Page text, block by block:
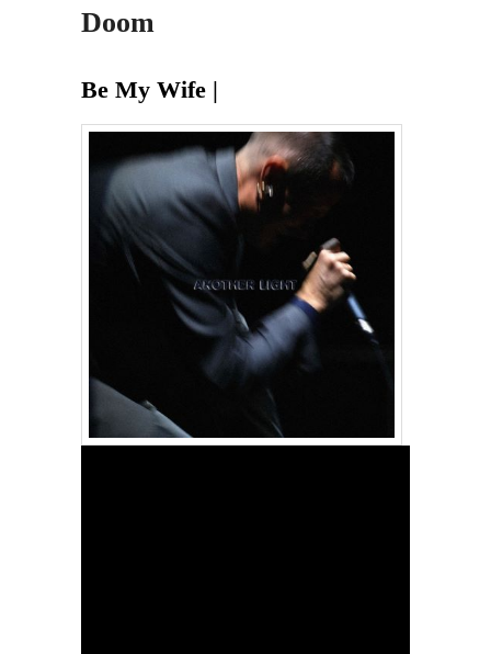
Doom
Be My Wife |